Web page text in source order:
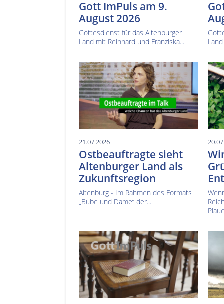
Gott ImPuls am 9.
August 2026
Gottesdienst für das Altenburger
Land mit Reinhard und Franziska...
21.07.2026
Ostbeauftragte sieht
Altenburger Land als
Zukunftsregion
Altenburg - Im Rahmen des Formats
„Bube und Dame“ der...